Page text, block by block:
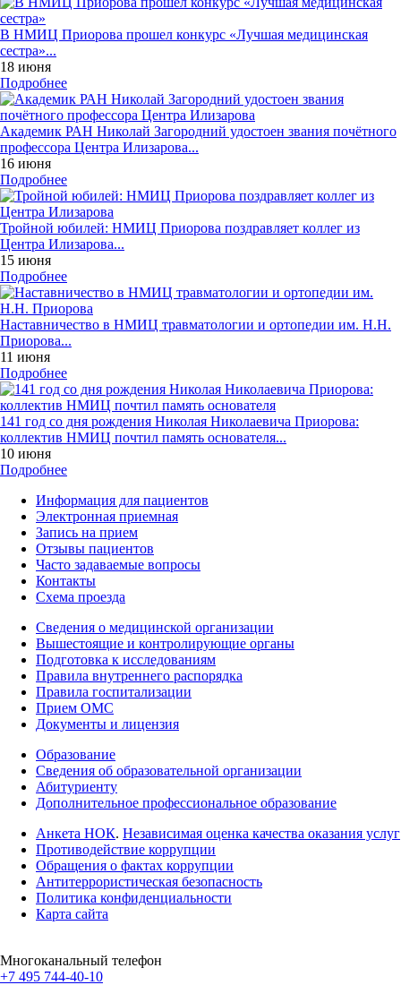
В НМИЦ Приорова прошел конкурс «Лучшая медицинская
сестра»...
18 июня
Подробнее
Академик РАН Николай Загородний удостоен звания почётного
профессора Центра Илизарова...
16 июня
Подробнее
Тройной юбилей: НМИЦ Приорова поздравляет коллег из
Центра Илизарова...
15 июня
Подробнее
Наставничество в НМИЦ травматологии и ортопедии им. Н.Н.
Приорова...
11 июня
Подробнее
141 год со дня рождения Николая Николаевича Приорова:
коллектив НМИЦ почтил память основателя...
10 июня
Подробнее
Информация для пациентов
Электронная приемная
Запись на прием
Отзывы пациентов
Часто задаваемые вопросы
Контакты
Схема проезда
Сведения о медицинской организации
Вышестоящие и контролирующие органы
Подготовка к исследованиям
Правила внутреннего распорядка
Правила госпитализации
Прием ОМС
Документы и лицензия
Образование
Сведения об образовательной организации
Абитуриенту
Дополнительное профессиональное образование
Анкета НОК. Независимая оценка качества оказания услуг
Противодействие коррупции
Обращения о фактах коррупции
Антитеррористическая безопасность
Политика конфиденциальности
Карта сайта
Многоканальный телефон
+7 495 744-40-10